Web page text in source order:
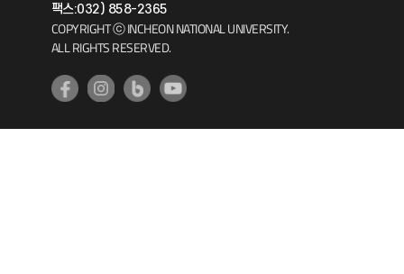
기초교육원
팩스:032) 858-2365
COPYRIGHT ⓒ INCHEON NATIONAL UNIVERSITY.
ALL RIGHTS RESERVED.